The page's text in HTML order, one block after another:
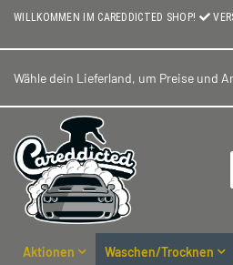
WILLKOMMEN IM CAREDDICTED SHOP!
Wähle dein Lieferland, um Preise und
Aktionen Waschen/Trocknen